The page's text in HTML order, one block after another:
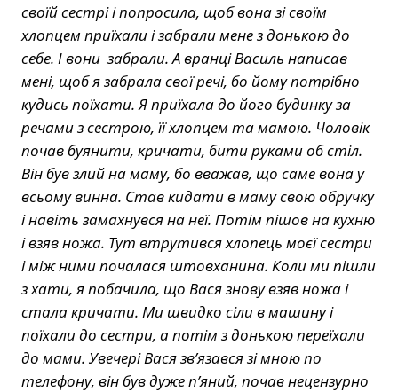
своїй сестрі і попросила, щоб вона зі своїм
хлопцем приїхали і забрали мене з донькою до
себе. І вони забрали. А вранці Василь написав
мені, щоб я забрала свої речі, бо йому потрібно
кудись поїхати. Я приїхала до його будинку за
речами з сестрою, її хлопцем та мамою. Чоловік
почав буянити, кричати, бити руками об стіл.
Він був злий на маму, бо вважав, що саме вона у
всьому винна. Став кидати в маму свою обручку
і навіть замахнувся на неї. Потім пішов на кухню
і взяв ножа. Тут втрутився хлопець моєї сестри
і між ними почалася штовханина. Коли ми пішли
з хати, я побачила, що Вася знову взяв ножа і
стала кричати. Ми швидко сіли в машину і
поїхали до сестри, а потім з донькою переїхали
до мами. Увечері Вася зв’язався зі мною по
телефону, він був дуже п’яний, почав нецензурно